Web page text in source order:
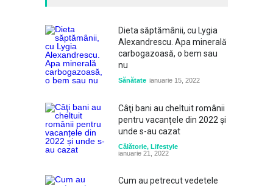
Dieta săptămânii, cu Lygia
Alexandrescu. Apa minerală
carbogazoasă, o bem sau
nu
Sănătate ianuarie 15, 2022
Câţi bani au cheltuit românii
pentru vacanțele din 2022 și
unde s-au cazat
Călătorie, Lifestyle
ianuarie 21, 2022
Cum au petrecut vedetele